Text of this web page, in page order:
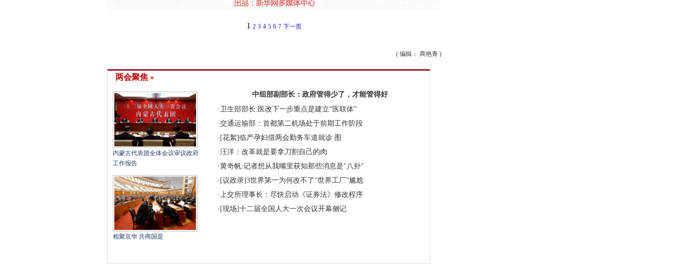
1 2 3 4 5 6 7 下一页
( 编辑： 商艳青 )
两会聚焦 »
内蒙古代表团全体会议审议政府
工作报告
相聚京华 共商国是
中组部副部长：政府管得少了，才能管得好
·卫生部部长:医改下一步重点是建立“医联体”
·交通运输部：首都第二机场处于前期工作阶段
· [花絮]临产孕妇借两会勤务车道就诊 图
·汪洋：改革就是要拿刀割自己的肉
·黄奇帆:记者想从我嘴里获知那些消息是"八卦"
· [议政录]3世界第一为何改不了"世界工厂"尴尬
·上交所理事长：尽快启动《证券法》修改程序
· [现场]十二届全国人大一次会议开幕侧记